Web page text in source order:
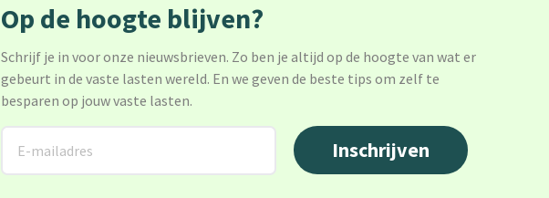
Op de hoogte blijven?
Schrijf je in voor onze nieuwsbrieven. Zo ben je altijd op de hoogte van wat er
gebeurt in de vaste lasten wereld. En we geven de beste tips om zelf te
besparen op jouw vaste lasten.